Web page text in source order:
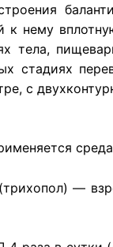
нему
тела,
стадиях
с
—